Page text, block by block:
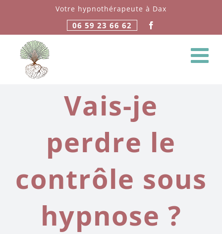
contenu
Votre hypnothérapeute à Dax
06 59 23 66 62
Vais-je
perdre le
contrôle sous
hypnose ?